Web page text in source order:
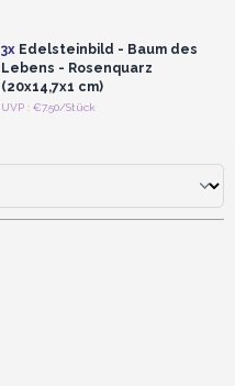
3xEdelsteinbild - Baum des
Lebens - Rosenquarz
(20x14,7x1 cm)
UVP : €7.50/Stück